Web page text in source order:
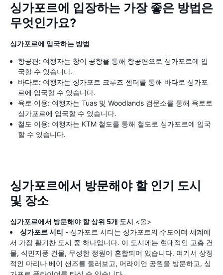
싱가포르에 입장하는 가장 좋은 방법은
무엇인가요?
싱가포르에 입국하는 방법
항공편: 여행자는 창이 공항을 통해 항공편으로 싱가포르에 입
국할 수 있습니다.
바다로: 여행자는 싱가포르 크루즈 센터를 통해 바다로 싱가포
르에 입국할 수 있습니다.
육로 이용: 여행자는 Tuas 및 Woodlands 검문소를 통해 육로로
싱가포르에 입국할 수 있습니다.
철도 이용: 여행자는 KTM 철도를 통해 철도로 싱가포르에 입국
할 수 있습니다.
싱가포르에서 방문해야 할 인기 도시
및 장소
싱가포르에서 방문해야 할 상위 5개 도시 <올>
싱가포르 시티 - 싱가포르 시티는 싱가포르의 수도이며 세계에
서 가장 활기찬 도시 중 하나입니다. 이 도시에는 현대적인 고층 건
물, 식민지풍 건물, 무성한 정원이 혼합되어 있습니다. 여기서 상징
적인 마리나 베이 샌즈를 둘러보고, 머라이언 공원을 방문하고, 싱